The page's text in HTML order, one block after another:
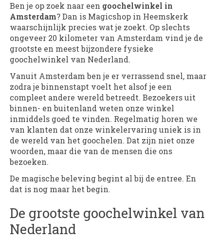
Ben je op zoek naar een goochelwinkel in
Amsterdam? Dan is Magicshop in Heemskerk
waarschijnlijk precies wat je zoekt. Op slechts
ongeveer 20 kilometer van Amsterdam vind je de
grootste en meest bijzondere fysieke
goochelwinkel van Nederland.
Vanuit Amsterdam ben je er verrassend snel, maar
zodra je binnenstapt voelt het alsof je een
compleet andere wereld betreedt. Bezoekers uit
binnen- en buitenland weten onze winkel
inmiddels goed te vinden. Regelmatig horen we
van klanten dat onze winkelervaring uniek is in
de wereld van het goochelen. Dat zijn niet onze
woorden, maar die van de mensen die ons
bezoeken.
De magische beleving begint al bij de entree. En
dat is nog maar het begin.
De grootste goochelwinkel van
Nederland